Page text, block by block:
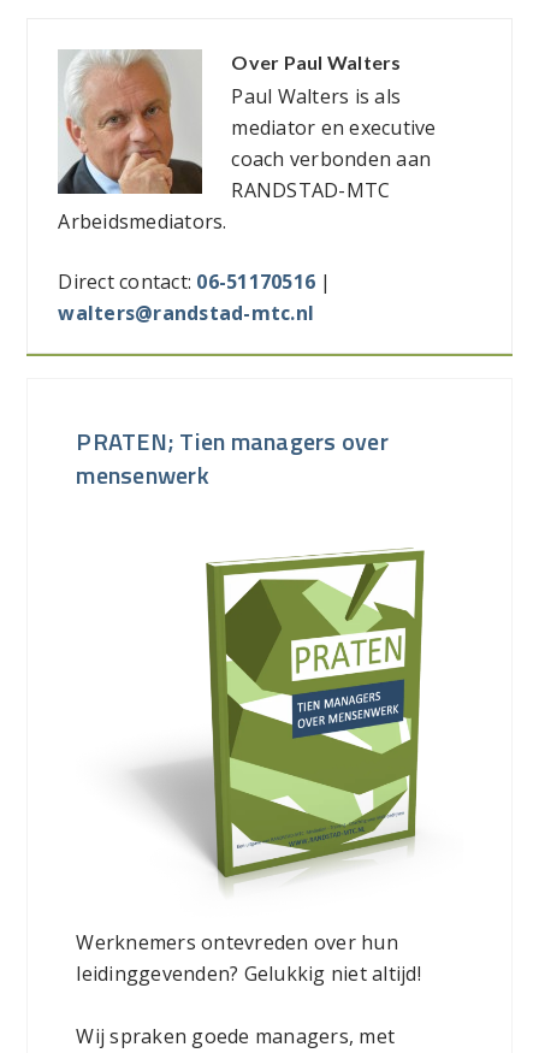
Over Paul Walters
Paul Walters is als
mediator en executive
coach verbonden aan
RANDSTAD-MTC
Arbeidsmediators.
Direct contact: 06-51170516 |
walters@randstad-mtc.nl
PRATEN; Tien managers over
mensenwerk
Werknemers ontevreden over hun
leidinggevenden? Gelukkig niet altijd!
Wij spraken goede managers, met